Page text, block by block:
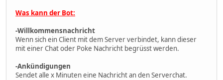
Was kann der Bot:
-Willkommensnachricht
Wenn sich ein Client mit dem Server verbindet, kann dieser
mit einer Chat oder Poke Nachricht begrüsst werden.
-Ankündigungen
Sendet alle x Minuten eine Nachricht an den Serverchat.